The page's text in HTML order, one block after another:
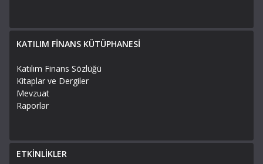
KATILIM FİNANS KÜTÜPHANESİ
Katılım Finans Sözlüğü
Kitaplar ve Dergiler
Mevzuat
Raporlar
ETKİNLİKLER